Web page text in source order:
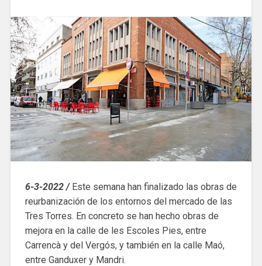
6-3-2022 /Este semana han finalizado las obras de
reurbanización de los entornos del mercado de las
Tres Torres. En concreto se han hecho obras de
mejora en la calle de les Escoles Pies, entre
Carrencà y del Vergós, y también en la calle Maó,
entre Ganduxer y Mandri.